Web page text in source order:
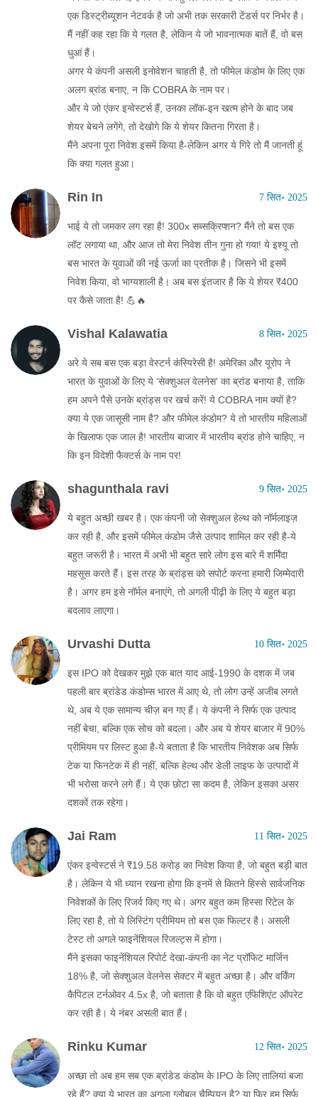
एक डिस्ट्रीब्यूशन नेटवर्क है जो अभी तक सरकारी टेंडर्स पर निर्भर है।
मैं नहीं कह रहा कि ये गलत है, लेकिन ये जो भावनात्मक बातें हैं, वो बस
धुआं हैं।
अगर ये कंपनी असली इनोवेशन चाहती है, तो फीमेल कंडोम के लिए एक
अलग ब्रांड बनाए, न कि COBRA के नाम पर।
और ये जो एंकर इन्वेस्टर्स हैं, उनका लॉक-इन खत्म होने के बाद जब
शेयर बेचने लगेंगे, तो देखोगे कि ये शेयर कितना गिरता है।
मैंने अपना पूरा निवेश इसमें किया है-लेकिन अगर ये गिरे तो मैं जानती हूं
कि क्या गलत हुआ।
Rin In 7 सित॰ 2025
भाई ये तो जमकर लग रहा है! 300x सब्सक्रिप्शन? मैंने तो बस एक
लॉट लगाया था, और आज तो मेरा निवेश तीन गुना हो गया! ये इश्यू तो
बस भारत के युवाओं की नई ऊर्जा का प्रतीक है। जिसने भी इसमें
निवेश किया, वो भाग्यशाली है। अब बस इंतजार है कि ये शेयर ₹400
पर कैसे जाता है! 💪🔥
Vishal Kalawatia 8 सित॰ 2025
अरे ये सब बस एक बड़ा वेस्टर्न कंस्पिरेसी है! अमेरिका और यूरोप ने
भारत के युवाओं के लिए ये ‘सेक्शुअल वेलनेस’ का ब्रांड बनाया है, ताकि
हम अपने पैसे उनके ब्रांड्स पर खर्च करें! ये COBRA नाम क्यों है?
क्या ये एक जासूसी नाम है? और फीमेल कंडोम? ये तो भारतीय महिलाओं
के खिलाफ एक जाल है! भारतीय बाजार में भारतीय ब्रांड होने चाहिए, न
कि इन विदेशी फैक्टर्स के नाम पर!
shagunthala ravi 9 सित॰ 2025
ये बहुत अच्छी खबर है। एक कंपनी जो सेक्शुअल हेल्थ को नॉर्मलाइज़
कर रही है, और इसमें फीमेल कंडोम जैसे उत्पाद शामिल कर रही है-ये
बहुत जरूरी है। भारत में अभी भी बहुत सारे लोग इस बारे में शर्मिंदा
महसूस करते हैं। इस तरह के ब्रांड्स को सपोर्ट करना हमारी जिम्मेदारी
है। अगर हम इसे नॉर्मल बनाएंगे, तो अगली पीढ़ी के लिए ये बहुत बड़ा
बदलाव लाएगा।
Urvashi Dutta 10 सित॰ 2025
इस IPO को देखकर मुझे एक बात याद आई-1990 के दशक में जब
पहली बार ब्रांडेड कंडोम्स भारत में आए थे, तो लोग उन्हें अजीब लगते
थे, अब ये एक सामान्य चीज़ बन गए हैं। ये कंपनी ने सिर्फ एक उत्पाद
नहीं बेचा, बल्कि एक सोच को बदला। और अब ये शेयर बाजार में 90%
प्रीमियम पर लिस्ट हुआ है-ये बताता है कि भारतीय निवेशक अब सिर्फ
टेक या फिनटेक में ही नहीं, बल्कि हेल्थ और डेली लाइफ के उत्पादों में
भी भरोसा करने लगे हैं। ये एक छोटा सा कदम है, लेकिन इसका असर
दशकों तक रहेगा।
Jai Ram 11 सित॰ 2025
एंकर इन्वेस्टर्स ने ₹19.58 करोड़ का निवेश किया है, जो बहुत बड़ी बात
है। लेकिन ये भी ध्यान रखना होगा कि इनमें से कितने हिस्से सार्वजनिक
निवेशकों के लिए रिजर्व किए गए थे। अगर बहुत कम हिस्सा रिटेल के
लिए रहा है, तो ये लिस्टिंग प्रीमियम तो बस एक फिल्टर है। असली
टेस्ट तो अगले फाइनेंशियल रिजल्ट्स में होगा।
मैंने इसका फाइनेंशियल रिपोर्ट देखा-कंपनी का नेट प्रॉफिट मार्जिन
18% है, जो सेक्शुअल वेलनेस सेक्टर में बहुत अच्छा है। और वर्किंग
कैपिटल टर्नओवर 4.5x है, जो बताता है कि वो बहुत एफिशिएंट ऑपरेट
कर रही है। ये नंबर असली बात हैं।
Rinku Kumar 12 सित॰ 2025
अच्छा तो अब हम सब एक ब्रांडेड कंडोम के IPO के लिए तालियां बजा
रहे हैं? क्या ये भारत का अगला ग्लोबल चैम्पियन है? या फिर हम सिर्फ